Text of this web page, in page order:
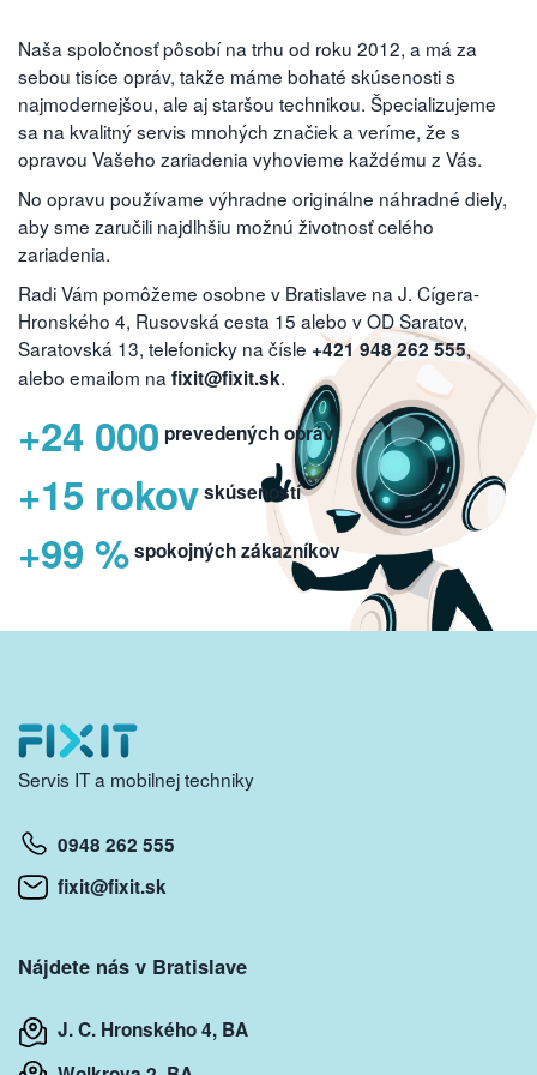
Naša spoločnosť pôsobí na trhu od roku 2012, a má za
sebou tisíce opráv, takže máme bohaté skúsenosti s
najmodernejšou, ale aj staršou technikou. Špecializujeme
sa na kvalitný servis mnohých značiek a veríme, že s
opravou Vašeho zariadenia vyhovieme každému z Vás.
No opravu používame výhradne originálne náhradné diely,
aby sme zaručili najdlhšiu možnú životnosť celého
zariadenia.
Radi Vám pomôžeme osobne v Bratislave na J. Cígera-
Hronského 4, Rusovská cesta 15 alebo v OD Saratov,
Saratovská 13, telefonicky na čísle +421 948 262 555,
alebo emailom na fixit@fixit.sk.
+24 000 prevedených opráv
+15 rokovskúseností
+99 %spokojných zákazníkov
Servis IT a mobilnej techniky
0948 262 555
fixit@fixit.sk
Nájdete nás v Bratislave
J. C. Hronského 4, BA